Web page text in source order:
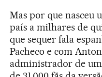
Mas por que nasceu
país a milhares de
que sequer fala
Pacheco e com
administrador de